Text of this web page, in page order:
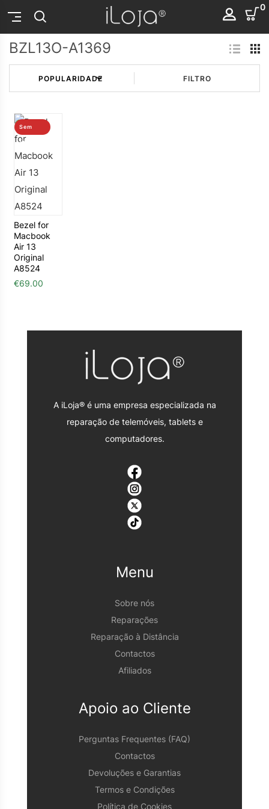
0
BZL13O-A1369
FILTRO
Sem
stock
Bezel for
Macbook
Air 13
Original
A8524
€69.00
A iLoja® é uma empresa especializada na
reparação de telemóveis, tablets e
computadores.
Menu
Sobre nós
Reparações
Reparação à Distância
Contactos
Afiliados
Apoio ao Cliente
Perguntas Frequentes (FAQ)
Contactos
Devoluções e Garantias
Termos e Condições
Política de Cookies